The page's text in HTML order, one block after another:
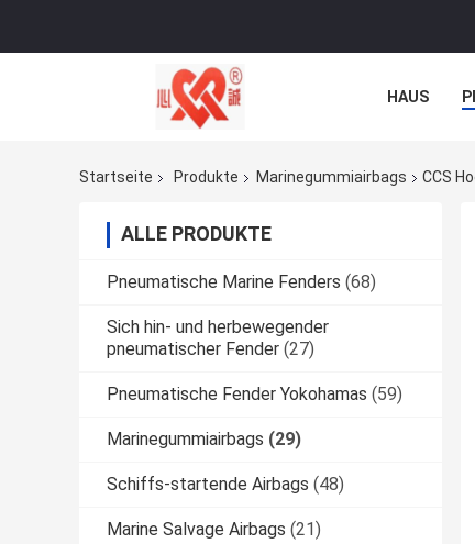
HAUS
Startseite
Produkte Marinegummiairbags CCS
ALLE PRODUKTE
Pneumatische Marine Fenders (68)
Sich hin- und herbewegender
pneumatischer Fender (27)
Pneumatische Fender Yokohamas (59)
Marinegummiairbags (29)
Schiffs-startende Airbags (48)
Marine Salvage Airbags (21)